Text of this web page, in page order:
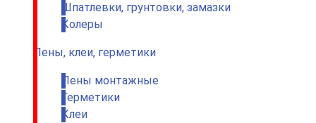
Шпатлевки, грунтовки, замазки
Колеры
Пены, клеи, герметики
Пены монтажные
Герметики
Клеи